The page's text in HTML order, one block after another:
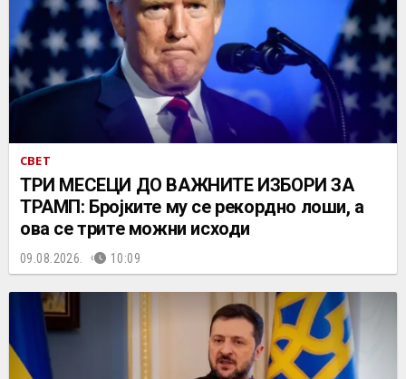
СВЕТ
ТРИ МЕСЕЦИ ДО ВАЖНИТЕ ИЗБОРИ ЗА
ТРАМП: Бројките му се рекордно лоши, а
ова се трите можни исходи
09.08.2026. 10:09